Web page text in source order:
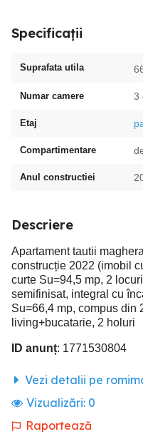
Specificații
Suprafata utila
Numar camere 3
Etaj
Compartimentare
Anul constructiei
Descriere
Apartament tautii
construcție 2022 (imobil
curte Su=94,5 mp, 2
semifinisat, integral cu
Su=66,4 mp, compus din
living+bucatarie, 2 holuri
ID anunț: 1771530804
Vezi detalii pe
Vizualizări: 0
Raportează